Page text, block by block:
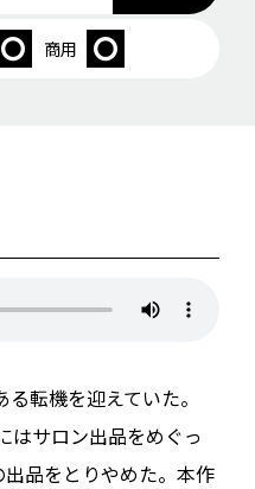
商用
転機を迎えていた。
はサロン出品をめぐっ
品をとりやめた。本作